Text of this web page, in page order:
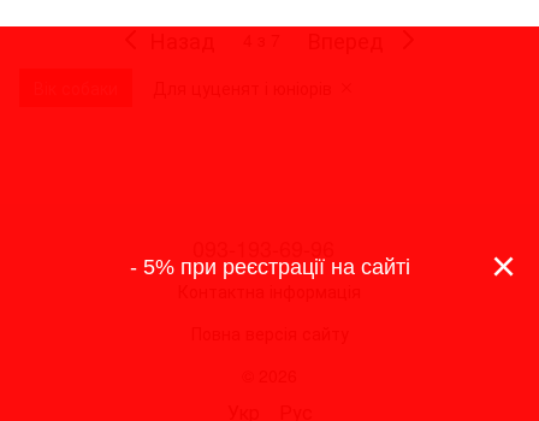
×
- 5% при реєстрації на сайті